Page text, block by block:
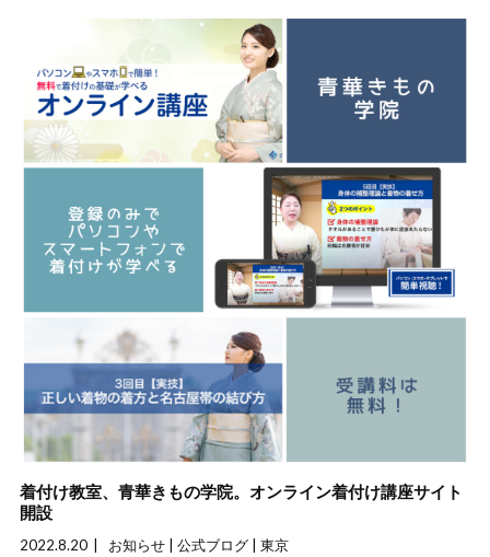
着付け教室、青華きもの学院。オンライン着付け講座サイト
開設
2022.8.20
お知らせ | 公式ブログ | 東京